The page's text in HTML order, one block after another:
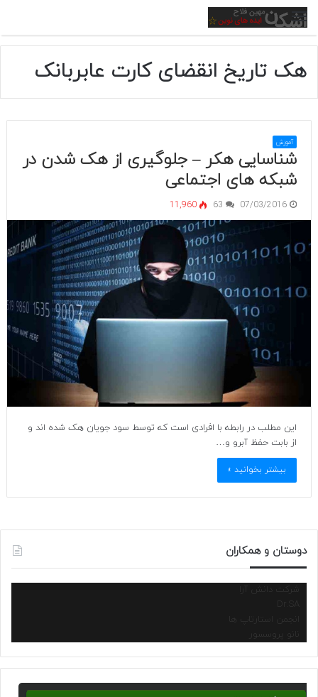
منو
هک تاریخ انقضای کارت عابربانک
آموزش
شناسایی هکر – جلوگیری از هک شدن در
شبکه های اجتماعی
07/03/2016
63
11,960
این مطلب در رابطه با افرادی است که توسط سود جویان هک شده اند و
از بابت حفظ آبرو و…
بیشتر بخوانید »
دوستان و همکاران
شرکت دانش آرا
انجمن استارتاپ ها
نانو پروسسور